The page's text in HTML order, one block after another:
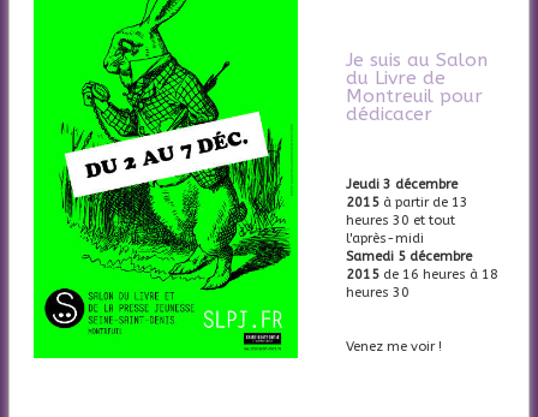
Contacte-moi
Je suis au Salon
du Livre de
Montreuil pour
dédicacer
Jeudi 3 décembre
2015 à partir de 13
heures 30 et tout
l'après-midi
Samedi 5 décembre
2015 de 16 heures à 18
heures 30
Venez me voir !